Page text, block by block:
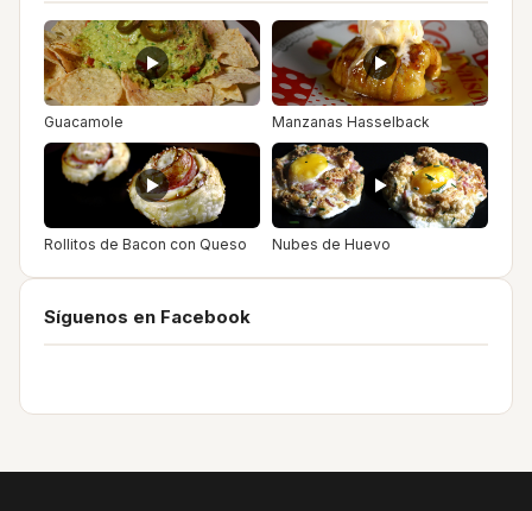
Guacamole Manzanas Hasselback
Rollitos de Bacon con Queso Nubes de Huevo
Síguenos en Facebook